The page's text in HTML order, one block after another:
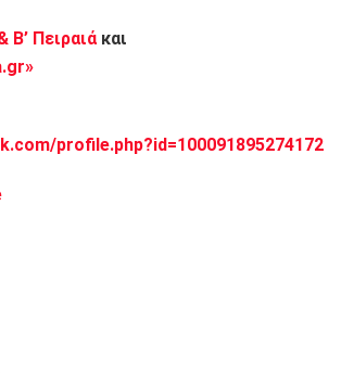
Β’ Πειραιά και
profile.php?id=100091895274172